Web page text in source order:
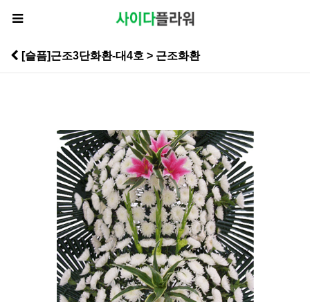
[슬픔]근조3단화환-대4호 > 근조화환